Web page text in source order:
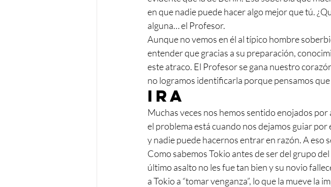
en que nadie puede hacer algo mejor que tú.
alguna… el Profesor.
Aunque no vemos en él al típico hombre
entender que gracias a su preparación,
este atraco. El Profesor se gana nuestro
no logramos identificarla porque pensamos
Ira
Muchas veces nos hemos sentido enojados
el problema está cuando nos dejamos guiar
y nadie puede hacernos entrar en razón. A eso
Como sabemos Tokio antes de ser del grupo
último asalto no les fue tan bien y su novio
a Tokio a “tomar venganza”, lo que la mueve la